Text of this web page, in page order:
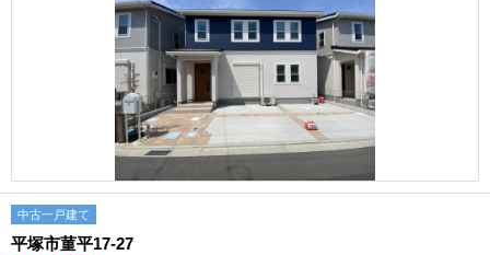
中古一戸建て
平塚市菫平17-27